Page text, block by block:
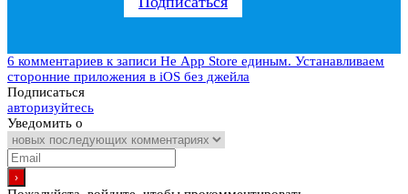
6 комментариев к записи Не App Store единым. Устанавливаем
сторонние приложения в iOS без джейла
Подписаться
авторизуйтесь
Уведомить о